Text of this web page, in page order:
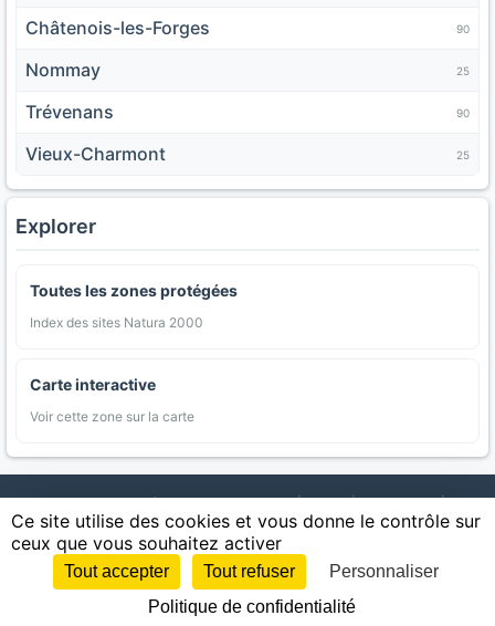
Châtenois-les-Forges 90
Nommay 25
Trévenans 90
Vieux-Charmont 25
Explorer
Toutes les zones protégées
Index des sites Natura 2000
Carte interactive
Voir cette zone sur la carte
AgriMap — Données agricoles ouvertes | Carte | Communes |
Appellations | Regions | Cultures | Zones protégées | Forets |
Littoral | Espaces naturels | Statistiques
| Confidentialite | CGU | CGV Cookies
Sources : IGN, INSEE, Météo-France, SAFER, INRAE, BRGM, INAO, Ministère de
l'Agriculture
Ce site utilise des cookies et vous donne le contrôle sur
ceux que vous souhaitez activer
Tout accepter Tout refuser
Personnaliser
Politique de confidentialité